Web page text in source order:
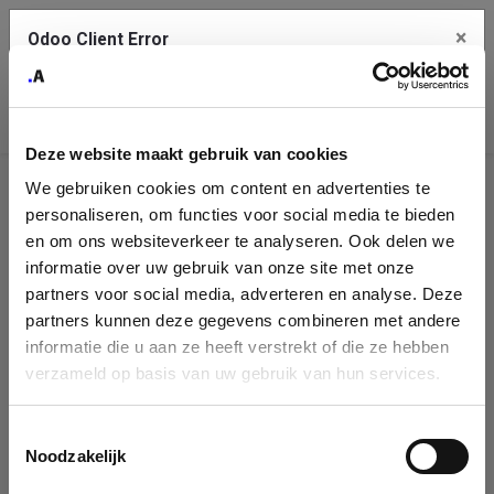
Deze website maakt gebruik van cookies
We gebruiken cookies om content en advertenties te
personaliseren, om functies voor social media te bieden
en om ons websiteverkeer te analyseren. Ook delen we
informatie over uw gebruik van onze site met onze
partners voor social media, adverteren en analyse. Deze
partners kunnen deze gegevens combineren met andere
informatie die u aan ze heeft verstrekt of die ze hebben
verzameld op basis van uw gebruik van hun services.
Noodzakelijk
Company
Identification
Please fill in your company details
You can search a company in our database by name, VAT or
enterprise ID. When a company is selected it will auto-complete the
form. If you don't find your company in our database, you can create
Odoo Client Error ×
service.
See details
Ok